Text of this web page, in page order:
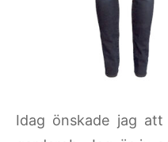
Idag önskade jag